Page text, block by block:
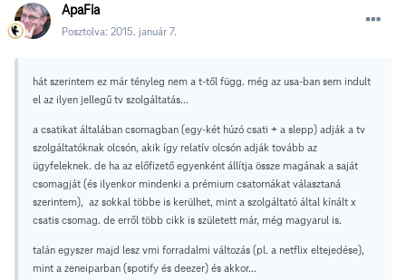
ApaFia
Posztolva: 2015. január 7.
hát szerintem ez már tényleg nem a t-től függ. még az usa-ban sem indult
el az ilyen jellegű tv szolgáltatás...
a csatikat általában csomagban (egy-két húzó csati + a slepp) adják a tv
szolgáltatóknak olcsón, akik így relatív olcsón adják tovább az
ügyfeleknek. de ha az előfizető egyenként állítja össze magának a saját
csomagját (és ilyenkor mindenki a prémium csatornákat választaná
szerintem), az sokkal többe is kerülhet, mint a szolgáltató által kínált x
csatis csomag. de erről több cikk is született már, még magyarul is.
talán egyszer majd lesz vmi forradalmi változás (pl. a netflix eltejedése),
mint a zeneiparban (spotify és deezer) és akkor...